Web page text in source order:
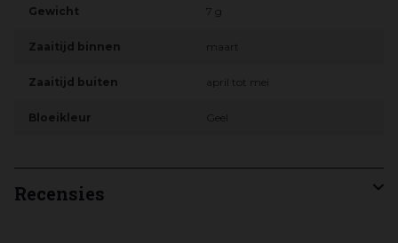
Gewicht 7 g
Zaaitijd binnen maart
Zaaitijd buiten april tot mei
Bloeikleur Geel
Recensies